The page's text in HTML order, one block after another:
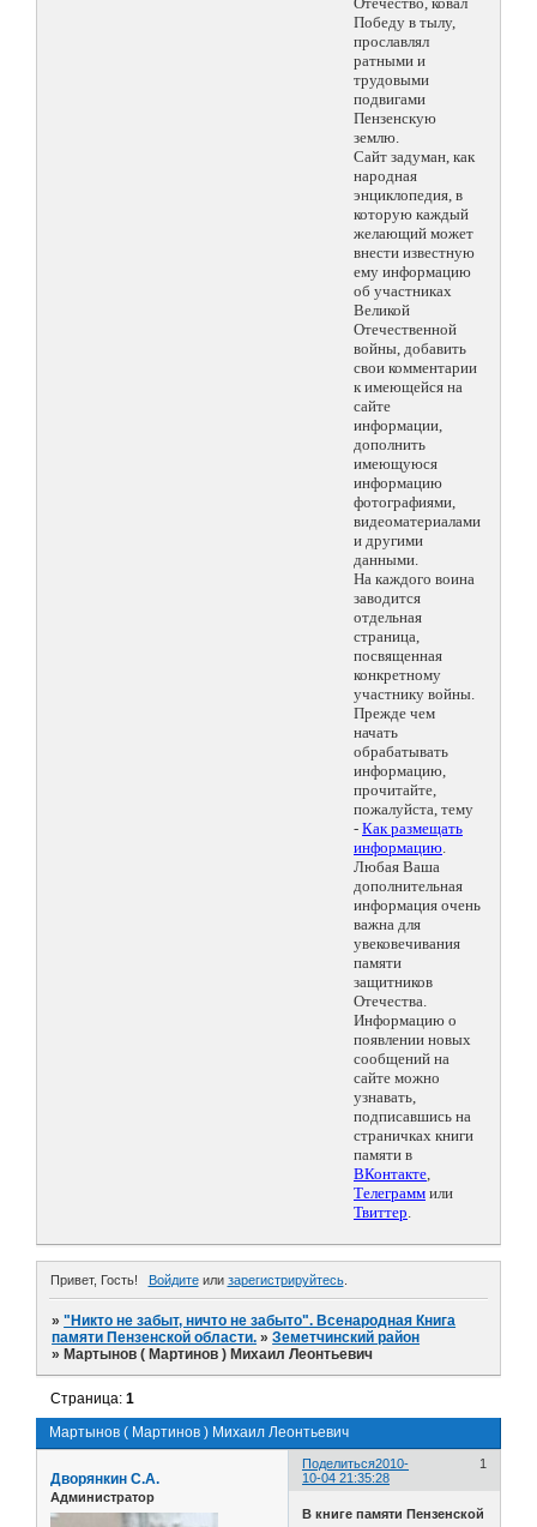
Победу в тылу,
прославлял
ратными и
трудовыми
подвигами
Пензенскую
землю.
Сайт задуман, как
народная
энциклопедия, в
которую каждый
желающий может
внести известную
ему информацию
об участниках
Великой
Отечественной
войны, добавить
свои комментарии
к имеющейся на
сайте
информации,
дополнить
имеющуюся
информацию
фотографиями,
видеоматериалами
и другими
данными.
На каждого воина
заводится
отдельная
страница,
посвященная
конкретному
участнику войны.
Прежде чем
начать
обрабатывать
информацию,
прочитайте,
пожалуйста, тему
- Как размещать
информацию.
Любая Ваша
дополнительная
информация очень
важна для
увековечивания
памяти
защитников
Отечества.
Информацию о
появлении новых
сообщений на
сайте можно
узнавать,
подписавшись на
страничках книги
памяти в
ВКонтакте,
Телеграмм или
Твиттер.
Привет, Гость! Войдитеили зарегистрируйтесь.
»"Никто не забыт, ничто не забыто". Всенародная Книга
памяти Пензенской области. »Земетчинский район
» Мартынов ( Мартинов ) Михаил Леонтьевич
Мартынов ( Мартинов ) Михаил Леонтьевич
Страница:1
Поделиться 1
2010-
10-04 21:35:28
Дворянкин С.А.
Администратор
В книге памяти Пензенской